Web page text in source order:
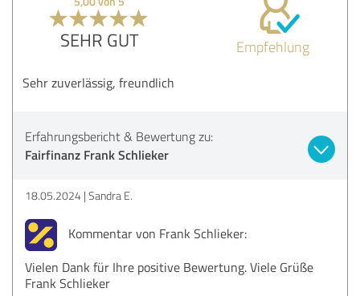
SEHR GUT Empfehlung
Sehr zuverlässig, freundlich
Erfahrungsbericht & Bewertung zu:
Fairfinanz Frank Schlieker
18.05.2024 Sandra E.
Kommentar von Frank Schlieker:
Vielen Dank für Ihre positive Bewertung. Viele Grüße
Frank Schlieker